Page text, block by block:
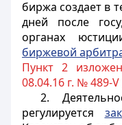
биржа создает в
дней после
органах
биржевой
Пункт 2
08.04.16 г. № 489-V
2.
регулируется